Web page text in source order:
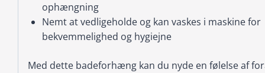
ophængning
Nemt at vedligeholde og kan vaskes i maskine for
bekvemmelighed og hygiejne
Med dette badeforhæng kan du nyde en følelse af